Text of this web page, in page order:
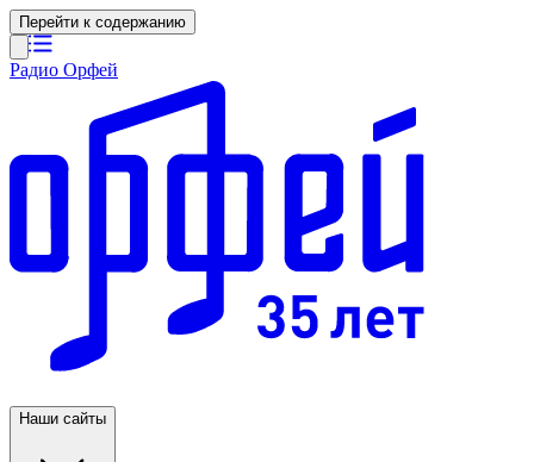
Перейти к содержанию
Радио Орфей
Наши сайты